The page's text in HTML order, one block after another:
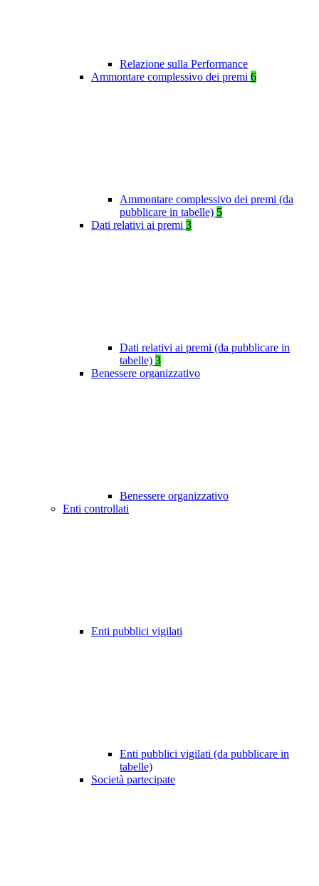
Relazione sulla Performance
Ammontare complessivo dei premi 6
Ammontare complessivo dei premi (da
pubblicare in tabelle) 5
Dati relativi ai premi 3
Dati relativi ai premi (da pubblicare in
tabelle) 3
Benessere organizzativo
Benessere organizzativo
Enti controllati
Enti pubblici vigilati
Enti pubblici vigilati (da pubblicare in
tabelle)
Società partecipate